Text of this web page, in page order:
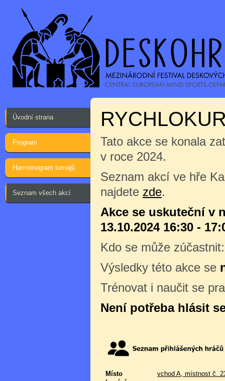
Úvodní strana
Program
Harmonogram turnajů
Seznam všech akcí
Tato akce se konala
v roce 2024.
Seznam akcí ve hře
najdete zde.
Akce se uskuteční v
13.10.2024 16:30 -
Kdo se může
Výsledky této akce se
Trénovat i naučit se
Není potřeba hlásit
Místo
vchod A, místnost č.